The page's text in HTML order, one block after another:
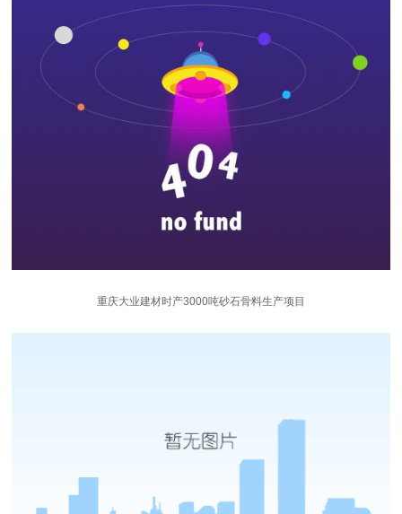
重庆大业建材时产3000吨砂石骨料生产项目